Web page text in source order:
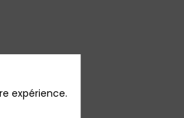
expérience.